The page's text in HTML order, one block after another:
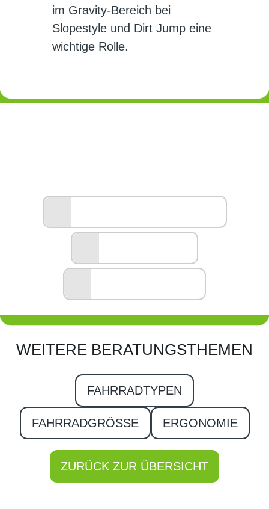
im Gravity-Bereich bei
Slopestyle und Dirt Jump eine
wichtige Rolle.
WEITERE BERATUNGSTHEMEN
FAHRRADTYPEN
FAHRRADGRÖSSE ERGONOMIE
ZURÜCK ZUR ÜBERSICHT